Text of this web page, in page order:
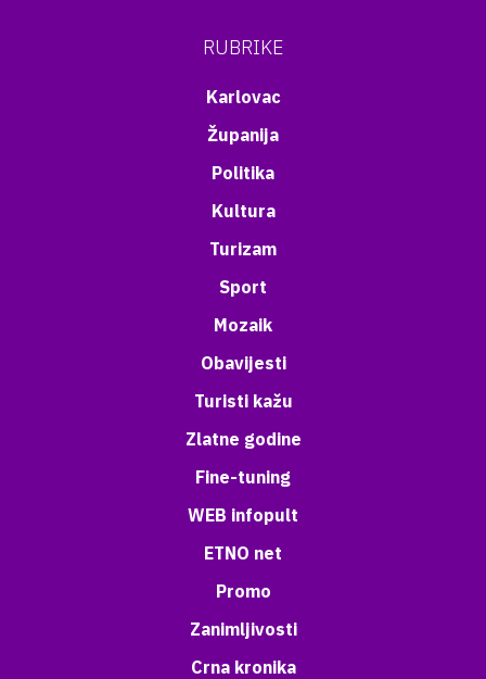
RUBRIKE
Karlovac
Županija
Politika
Kultura
Turizam
Sport
Mozaik
Obavijesti
Turisti kažu
Zlatne godine
Fine-tuning
WEB infopult
ETNO net
Promo
Zanimljivosti
Crna kronika